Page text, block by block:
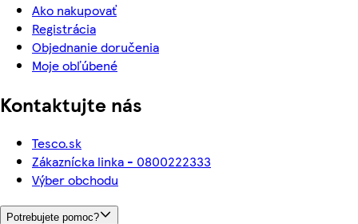
Ako nakupovať
Registrácia
Objednanie doručenia
Moje obľúbené
Kontaktujte nás
Tesco.sk
Zákaznícka linka - 0800222333
Výber obchodu
Potrebujete pomoc?